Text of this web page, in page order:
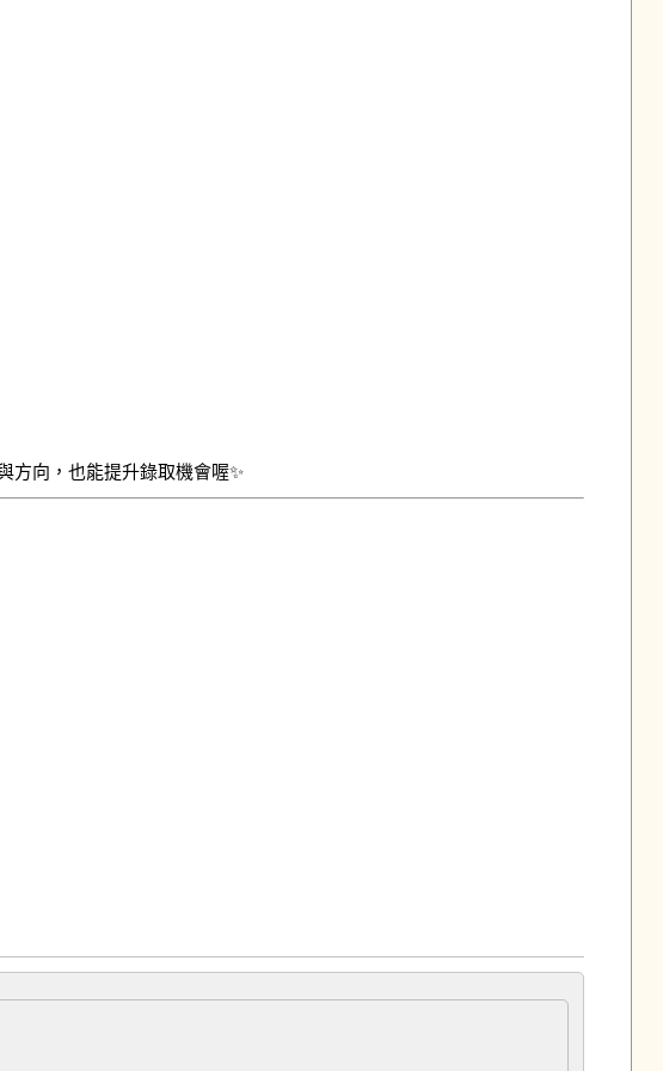
尤其建議大家可以適度連結自身的教學需求、課程規劃或教育現場經驗，讓我們更了解您參與工作坊的期待與方向，也能提升錄取機會喔✨